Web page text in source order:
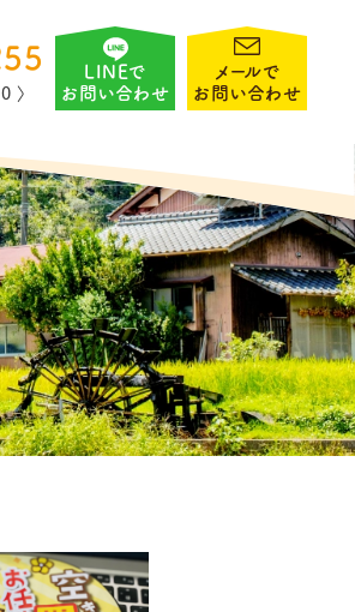
〉
LINEで
お問い合わせ
メールで
お問い合わせ